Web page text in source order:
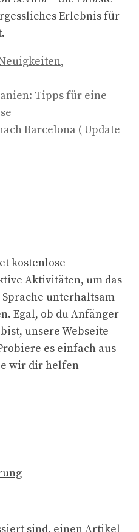
Erlebnis für
,
Tipps für eine
Barcelona ( Update
kostenlose
Aktivitäten, um das
unterhaltsam
Egal, ob du Anfänger
unsere Webseite
es einfach aus
wir dir helfen